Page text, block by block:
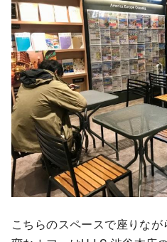
こちらのスペースで座りなが